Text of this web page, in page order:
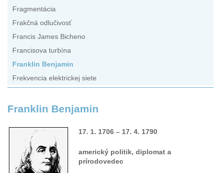
Fragmentácia
Frakčná odlučivosť
Francis James Bicheno
Francisova turbína
Franklin Benjamin
Frekvencia elektrickej siete
Franklin Benjamin
17. 1. 1706 – 17. 4. 1790
americký politik, diplomat a
prírodovedec